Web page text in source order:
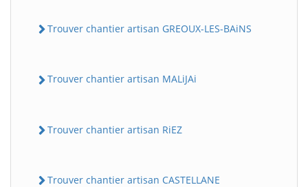
Trouver chantier artisan GREOUX-LES-BAiNS
Trouver chantier artisan MALiJAi
Trouver chantier artisan RiEZ
Trouver chantier artisan CASTELLANE